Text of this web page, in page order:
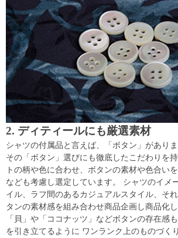
2. ディティールにも厳選素材
シャツの付属品と言えば、「ボタン」があり
その「ボタン」選びにも徹底したこだわりを
トの柄や色に合わせ、ボタンの素材や色合い
なども考慮し選定しています。 シャツのイメ
イル、ラフ間のあるカジュアルスタイル、そ
タンの素材感を組み合わせ商品企画し商品化
「貝」や「ココナッツ」などボタンの存在感
を引き立てるように ワンランク上のものづく